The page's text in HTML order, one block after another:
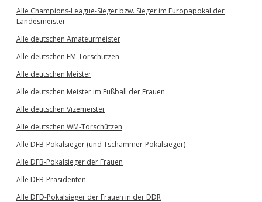
Alle Champions-League-Sieger bzw. Sieger im Europapokal der
Landesmeister
Alle deutschen Amateurmeister
Alle deutschen EM-Torschützen
Alle deutschen Meister
Alle deutschen Meister im Fußball der Frauen
Alle deutschen Vizemeister
Alle deutschen WM-Torschützen
Alle DFB-Pokalsieger (und Tschammer-Pokalsieger)
Alle DFB-Pokalsieger der Frauen
Alle DFB-Präsidenten
Alle DFD-Pokalsieger der Frauen in der DDR